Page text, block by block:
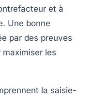
et à
Une bonne
par des preuves
les
la saisie-